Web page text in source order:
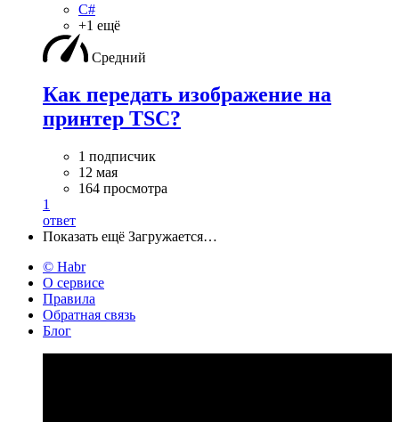
C#
+1 ещё
Средний
Как передать изображение на
принтер TSC?
1 подписчик
12 мая
164 просмотра
1
ответ
Показать ещё Загружается…
© Habr
О сервисе
Правила
Обратная связь
Блог